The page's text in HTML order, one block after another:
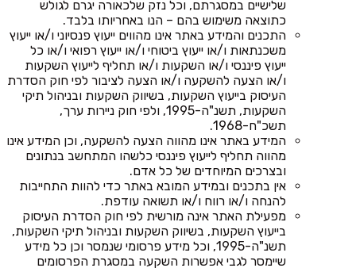
שלישיים במסגרתם, וכל נזק שלכאורה יגרם לגולש
כתוצאה משימוש בהם – הנו באחריותו בלבד.
התכנים והמידע באתר אינו מהווים ייעוץ פנסיוני ו/או ייעוץ
משכנתאות ו/או ייעוץ ביטוחי ו/או ייעוץ רפואי ו/או כל
ייעוץ פיננסי ו/או השקעות ו/או תחליף לייעוץ השקעות
ו/או הצעה להשקעה ו/או הצעה לציבור לפי חוק הסדרת
העיסוק בייעוץ השקעות, בשיווק השקעות ובניהול תיקי
השקעות, תשנ"ה-1995, ולפי חוק ניירות ערך,
תשכ"ח-1968.
המידע באתר אינו מהווה הצעה להשקעה, וכן המידע אינו
מהווה תחליף לייעוץ פיננסי כלשהו המתחשב בנתונים
ובצרכים המיוחדים של כל אדם.
אין בתכנים ובמידע המובא באתר כדי להוות התחייבות
להנחה ו/או רווח ו/או תשואה עודפת.
מפעילת האתר אינה מורשית לפי חוק הסדרת העיסוק
בייעוץ השקעות, בשיווק השקעות ובניהול תיקי השקעות,
תשנ"ה-1995, וכל מידע פרסומי שנמסר וכן כל מידע
שיימסר לגבי אפשרות השקעה במסגרת הפרסומים